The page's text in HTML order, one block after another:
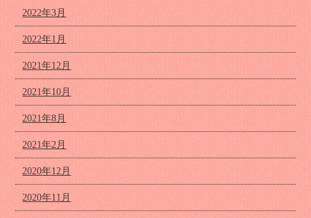
2022年3月
2022年1月
2021年12月
2021年10月
2021年8月
2021年2月
2020年12月
2020年11月